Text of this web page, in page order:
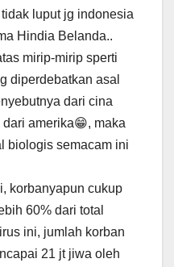
luput jg indonesia
Hindia Belanda..
mirip-mirip sperti
diperdebatkan asal
dari cina
amerika😁, maka
biologis semacam ini
korbanyapun cukup
60% dari total
ini, jumlah korban
21 jt jiwa oleh